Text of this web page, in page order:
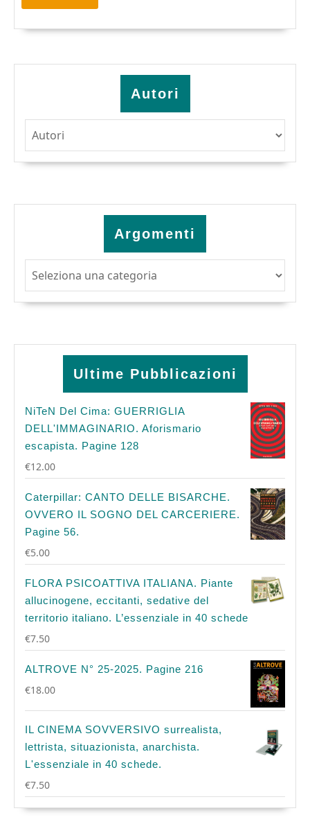
Autori
Argomenti
Ultime Pubblicazioni
NiTeN Del Cima: GUERRIGLIA
DELL'IMMAGINARIO. Aforismario
escapista. Pagine 128
€12.00
Caterpillar: CANTO DELLE BISARCHE.
OVVERO IL SOGNO DEL CARCERIERE.
Pagine 56.
€5.00
FLORA PSICOATTIVA ITALIANA. Piante
allucinogene, eccitanti, sedative del
territorio italiano. L’essenziale in 40 schede
€7.50
ALTROVE N° 25-2025. Pagine 216
€18.00
IL CINEMA SOVVERSIVO surrealista,
lettrista, situazionista, anarchista.
L'essenziale in 40 schede.
€7.50